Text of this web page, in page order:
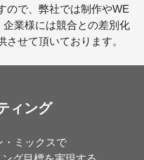
ので、弊社では制作やWE
業様には競合との差別化
せて頂いております。
ィング
・ミックスで